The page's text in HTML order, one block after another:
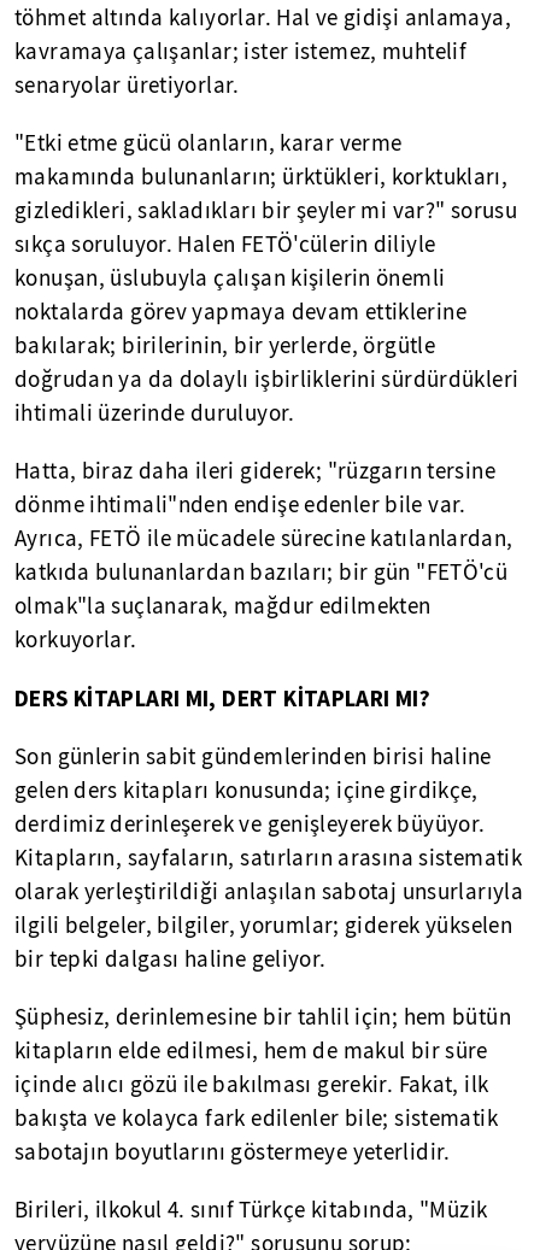
töhmet altında kalıyorlar. Hal ve gidişi anlamaya,
kavramaya çalışanlar; ister istemez, muhtelif
senaryolar üretiyorlar.
"Etki etme gücü olanların, karar verme
makamında bulunanların; ürktükleri, korktukları,
gizledikleri, sakladıkları bir şeyler mi var?" sorusu
sıkça soruluyor. Halen FETÖ'cülerin diliyle
konuşan, üslubuyla çalışan kişilerin önemli
noktalarda görev yapmaya devam ettiklerine
bakılarak; birilerinin, bir yerlerde, örgütle
doğrudan ya da dolaylı işbirliklerini sürdürdükleri
ihtimali üzerinde duruluyor.
Hatta, biraz daha ileri giderek; "rüzgarın tersine
dönme ihtimali"nden endişe edenler bile var.
Ayrıca, FETÖ ile mücadele sürecine katılanlardan,
katkıda bulunanlardan bazıları; bir gün "FETÖ'cü
olmak"la suçlanarak, mağdur edilmekten
korkuyorlar.
DERS KİTAPLARI MI, DERT KİTAPLARI MI?
Son günlerin sabit gündemlerinden birisi haline
gelen ders kitapları konusunda; içine girdikçe,
derdimiz derinleşerek ve genişleyerek büyüyor.
Kitapların, sayfaların, satırların arasına sistematik
olarak yerleştirildiği anlaşılan sabotaj unsurlarıyla
ilgili belgeler, bilgiler, yorumlar; giderek yükselen
bir tepki dalgası haline geliyor.
Şüphesiz, derinlemesine bir tahlil için; hem bütün
kitapların elde edilmesi, hem de makul bir süre
içinde alıcı gözü ile bakılması gerekir. Fakat, ilk
bakışta ve kolayca fark edilenler bile; sistematik
sabotajın boyutlarını göstermeye yeterlidir.
Birileri, ilkokul 4. sınıf Türkçe kitabında, "Müzik
yeryüzüne nasıl geldi?" sorusunu sorup;